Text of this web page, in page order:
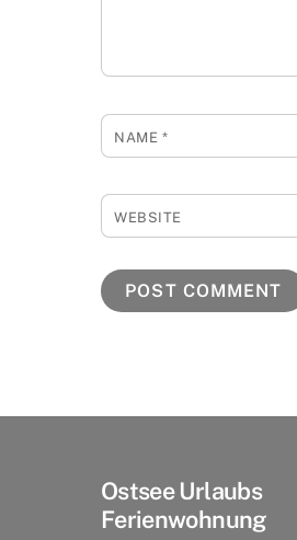
NAME *
WEBSITE
Ostsee Urlaubs
Ferienwohnung